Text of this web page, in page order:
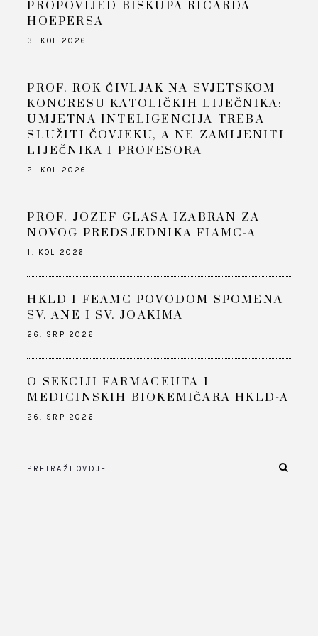
PROPOVIJED BISKUPA RICARDA
HOEPERSA
3. KOL 2026
PROF. ROK ČIVLJAK NA SVJETSKOM
KONGRESU KATOLIČKIH LIJEČNIKA:
UMJETNA INTELIGENCIJA TREBA
SLUŽITI ČOVJEKU, A NE ZAMIJENITI
LIJEČNIKA I PROFESORA
2. KOL 2026
PROF. JOZEF GLASA IZABRAN ZA
NOVOG PREDSJEDNIKA FIAMC-A
1. KOL 2026
HKLD I FEAMC POVODOM SPOMENA
SV. ANE I SV. JOAKIMA
26. SRP 2026
O SEKCIJI FARMACEUTA I
MEDICINSKIH BIOKEMIČARA HKLD-A
26. SRP 2026